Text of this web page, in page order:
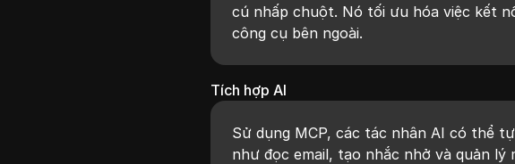
cú nhấp chuột. Nó tối ưu hóa việc kết
công cụ bên ngoài.
Tích hợp AI
Sử dụng MCP, các tác nhân AI có thể
như đọc email, tạo nhắc nhở và quản lý